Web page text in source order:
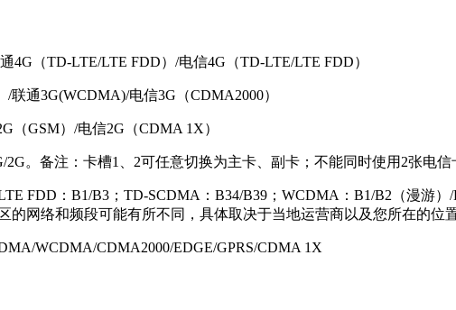
4G（TD-LTE/LTE FDD）/电信4G（TD-LTE/LTE FDD）
联通3G(WCDMA)/电信3G（CDMA2000）
（GSM）/电信2G（CDMA 1X）
2G。备注：卡槽1、2可任意切换为主卡、副卡；不能同时使用2张电信
FDD：B1/B3；TD-SCDMA：B34/B39；WCDMA：B1/B2（漫游
的网络和频段可能有所不同，具体取决于当地运营商以及您所在的位
WCDMA/CDMA2000/EDGE/GPRS/CDMA 1X